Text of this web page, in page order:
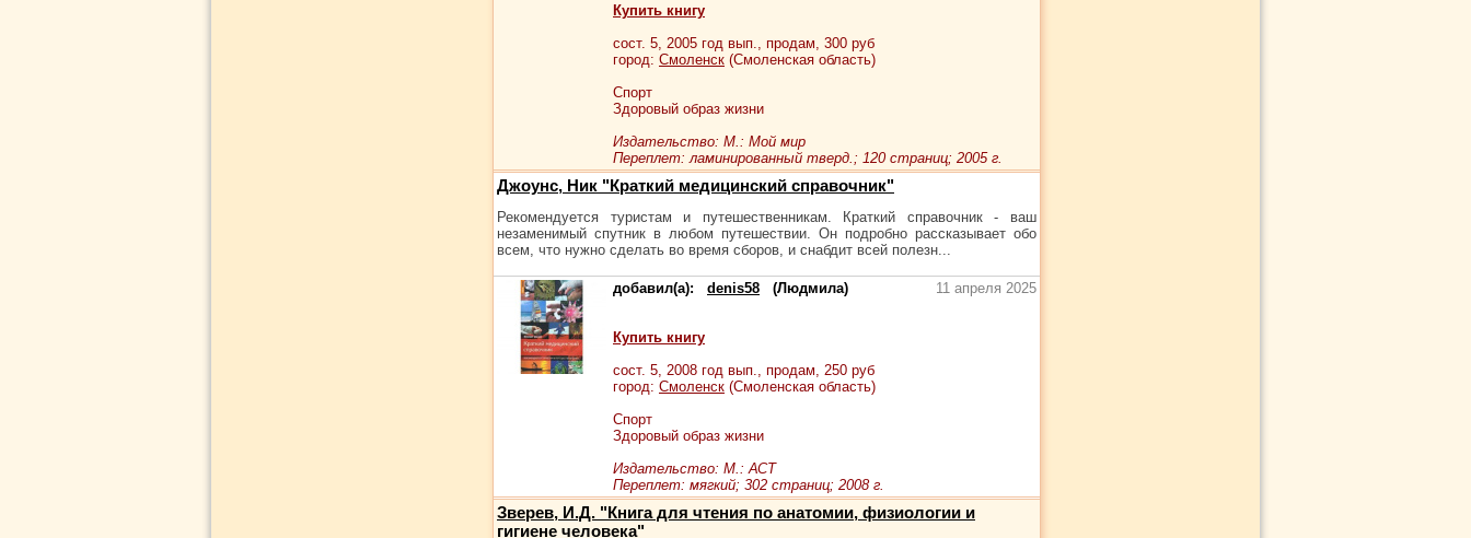
Купить книгу
сост. 5, 2005 год вып., продам, 300 руб
город: Смоленск (Смоленская область)
Спорт
Здоровый образ жизни
Издательство: М.: Мой мир
Переплет: ламинированный тверд.; 120 страниц; 2005 г.
Джоунс, Ник "Краткий медицинский справочник"
Рекомендуется туристам и путешественникам. Краткий справочник - ваш
незаменимый спутник в любом путешествии. Он подробно рассказывает обо
всем, что нужно сделать во время сборов, и снабдит всей полезн...
добавил(а): denis58 (Людмила) 11 апреля 2025
Купить книгу
сост. 5, 2008 год вып., продам, 250 руб
город: Смоленск (Смоленская область)
Спорт
Здоровый образ жизни
Издательство: М.: АСТ
Переплет: мягкий; 302 страниц; 2008 г.
Зверев, И.Д. "Книга для чтения по анатомии, физиологии и
гигиене человека"